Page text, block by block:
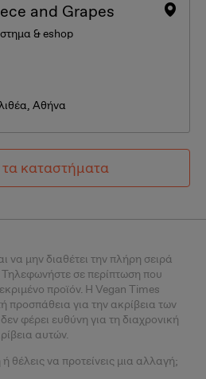
and Grapes
& eshop
Αθήνα
καταστήματα
να μην διαθέτει την πλήρη σειρά
σε περίπτωση που
προϊόν. Η Vegan Times
προσπάθεια για την ακρίβεια των
φέρει ευθύνη για τη διαχρονική
αυτών.
θέλειςνα προτείνεις μια αλλαγή;